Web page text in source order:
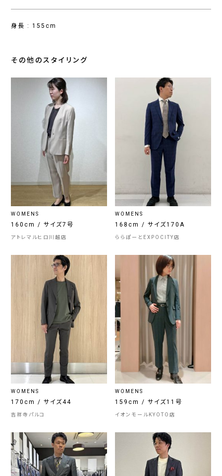
身長 : 155cm
その他のスタイリング
WOMENS
160cm / サイズ7号
アトレマルヒロ川越店
WOMENS
168cm / サイズ170A
ららぽーとEXPOCITY店
WOMENS
170cm / サイズ44
吉祥寺パルコ
WOMENS
159cm / サイズ11号
イオンモールKYOTO店